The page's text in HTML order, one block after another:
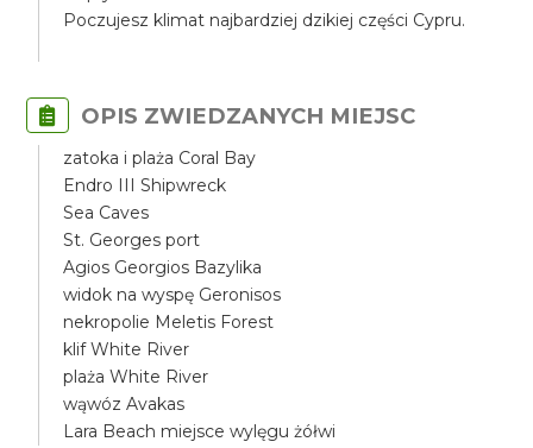
Poczujesz klimat najbardziej dzikiej części Cypru.
OPIS ZWIEDZANYCH MIEJSC
zatoka i plaża Coral Bay
Endro III Shipwreck
Sea Caves
St. Georges port
Agios Georgios Bazylika
widok na wyspę Geronisos
nekropolie Meletis Forest
klif White River
plaża White River
wąwóz Avakas
Lara Beach miejsce wylęgu żółwi